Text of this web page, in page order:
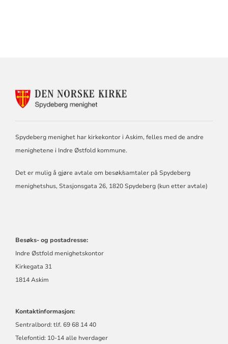
KONTAKTINFORMASJON
I
SPYDEBERG
Spydeberg menighet har kirkekontor i Askim, felles med de andre
menighetene i Indre Østfold kommune.
Det er mulig å gjøre avtale om besøk/samtaler på Spydeberg
menighetshus, Stasjonsgata 26, 1820 Spydeberg (kun etter avtale)
Besøks- og postadresse:
Indre Østfold menighetskontor
Kirkegata 31
1814 Askim
Kontaktinformasjon:
Sentralbord: tlf. 69 68 14 40
Telefontid: 10-14 alle hverdager